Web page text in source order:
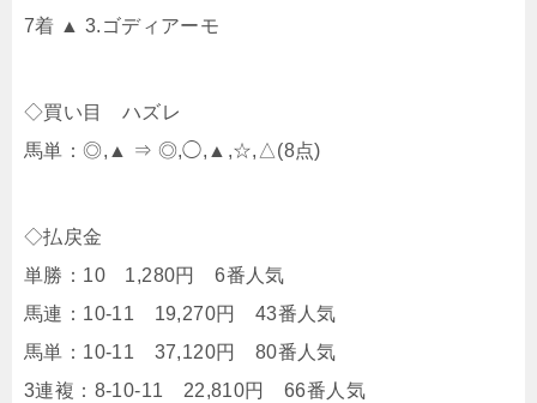
7着 ▲ 3.ゴディアーモ
◇買い目 ハズレ
馬単：◎,▲ ⇒ ◎,◯,▲,☆,△(8点)
◇払戻金
単勝：10 1,280円 6番人気
馬連：10-11 19,270円 43番人気
馬単：10-11 37,120円 80番人気
3連複：8-10-11 22,810円 66番人気